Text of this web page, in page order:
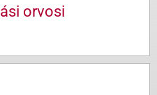
orvosi